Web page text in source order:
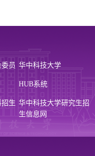
员 华中科技大学
HUB系统
生 华中科技大学研究生招
生信息网